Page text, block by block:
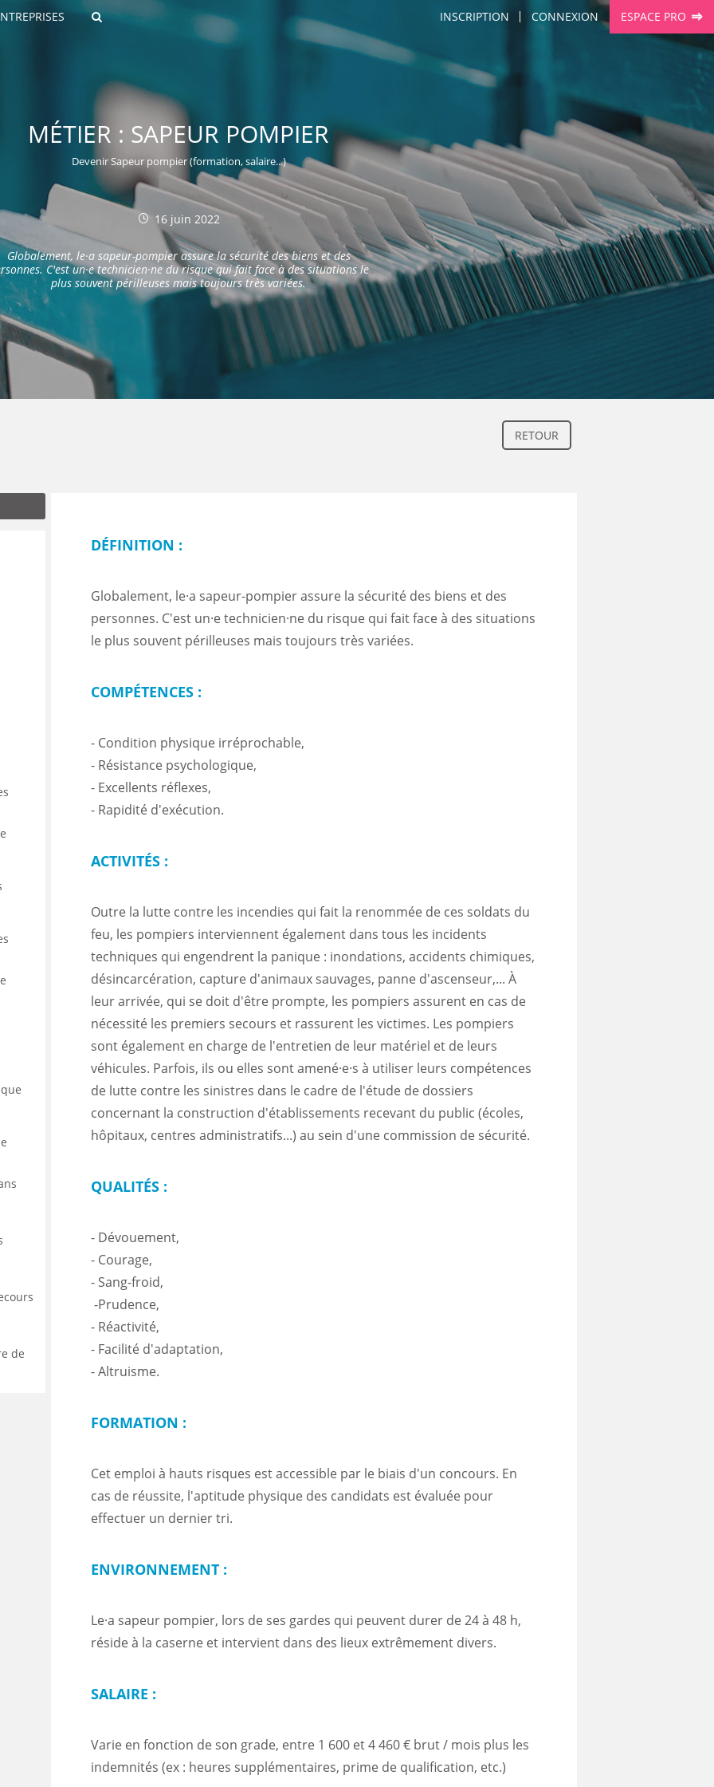
NUMÉRIQUES
INSCRIPTION CONNEXION ESPACE PRO
RETOUR
MÉTIER : SAPEUR POMPIER
Devenir Sapeur pompier (formation, salaire...)
16 juin 2022
Globalement, le·a sapeur-pompier assure la sécurité des biens et des
C'est un·e technicien·ne du risque qui fait face à des situations le
plus souvent périlleuses mais toujours très variées.
DÉFINITION :
Globalement, le·a sapeur-pompier assure la sécurité des biens et des
personnes. C'est un·e technicien·ne du risque qui fait face à des situations
le plus souvent périlleuses mais toujours très variées.
COMPÉTENCES :
- Condition physique irréprochable,
- Résistance psychologique,
- Excellents réflexes,
- Rapidité d'exécution.
ACTIVITÉS :
Outre la lutte contre les incendies qui fait la renommée de ces soldats du
feu, les pompiers interviennent également dans tous les incidents
techniques qui engendrent la panique : inondations, accidents chimiques,
désincarcération, capture d'animaux sauvages, panne d'ascenseur,... À
leur arrivée, qui se doit d'être prompte, les pompiers assurent en cas de
nécessité les premiers secours et rassurent les victimes. Les pompiers
sont également en charge de l'entretien de leur matériel et de leurs
véhicules. Parfois, ils ou elles sont amené·e·s à utiliser leurs compétences
de lutte contre les sinistres dans le cadre de l'étude de dossiers
concernant la construction d'établissements recevant du public (écoles,
hôpitaux, centres administratifs...) au sein d'une commission de sécurité.
QUALITÉS :
- Dévouement,
- Courage,
- Sang-froid,
-Prudence,
- Réactivité,
- Facilité d'adaptation,
- Altruisme.
FORMATION :
Cet emploi à hauts risques est accessible par le biais d'un concours. En
cas de réussite, l'aptitude physique des candidats est évaluée pour
effectuer un dernier tri.
ENVIRONNEMENT :
Le·a sapeur pompier, lors de ses gardes qui peuvent durer de 24 à 48 h,
réside à la caserne et intervient dans des lieux extrêmement divers.
SALAIRE :
Varie en fonction de son grade, entre 1 600 et 4 460 € brut / mois plus les
indemnités (ex : heures supplémentaires, prime de qualification, etc.)
de